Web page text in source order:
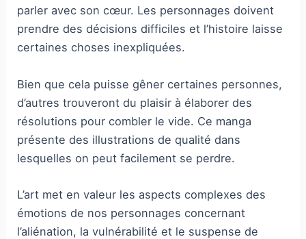
parler avec son cœur. Les personnages doivent
prendre des décisions difficiles et l’histoire laisse
certaines choses inexpliquées.
Bien que cela puisse gêner certaines personnes,
d’autres trouveront du plaisir à élaborer des
résolutions pour combler le vide. Ce manga
présente des illustrations de qualité dans
lesquelles on peut facilement se perdre.
L’art met en valeur les aspects complexes des
émotions de nos personnages concernant
l’aliénation, la vulnérabilité et le suspense de